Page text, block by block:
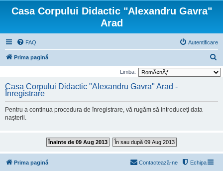
Casa Corpului Didactic "Alexandru Gavra"
Arad
FAQ Autentificare
Prima pagină
ă
Limba:
Casa Corpului Didactic "Alexandru Gavra" Arad -
Înregistrare
Pentru a continua procedura de înregistrare, vă rugăm să introduceţi data
naşterii.
Înainte de 09 Aug 2013 În sau după 09 Aug 2013
Prima pagină Echipa
Contactează-ne